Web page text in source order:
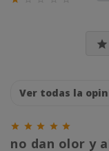

    
no dan olor y